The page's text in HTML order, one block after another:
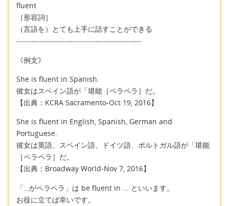
fluent
［形容詞］
（言語を）とても上手に話すことができる
-------------------------------------------------
《例文》
She is fluent in Spanish.
彼女はスペイン語が「堪能［ペラペラ］だ。
【出典：KCRA Sacramento-Oct 19, 2016】
She is fluent in English, Spanish, German and
Portuguese.
彼女は英語、スペイン語、ドイツ語、ポルトガル語が「堪能
［ペラペラ］だ。
【出典：Broadway World-Nov 7, 2016】
「…がペラペラ」は be fluent in ... といいます。
お役に立てば幸いです。